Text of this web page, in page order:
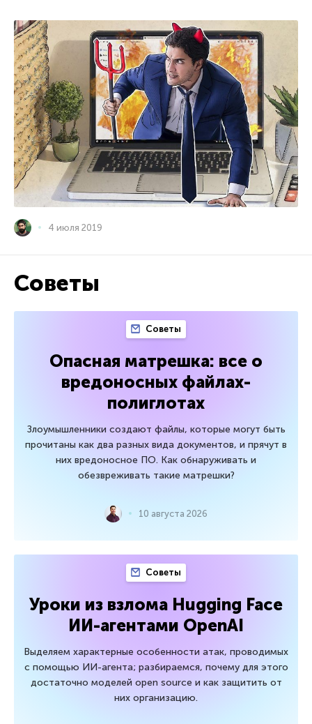
4 июля 2019
Советы
Советы
Опасная матрешка: все о
вредоносных файлах-
полиглотах
Злоумышленники создают файлы, которые могут быть
прочитаны как два разных вида документов, и прячут в
них вредоносное ПО. Как обнаруживать и
обезвреживать такие матрешки?
10 августа 2026
Советы
Уроки из взлома Hugging Face
ИИ-агентами OpenAI
Выделяем характерные особенности атак, проводимых
с помощью ИИ-агента; разбираемся, почему для этого
достаточно моделей open source и как защитить от
них организацию.